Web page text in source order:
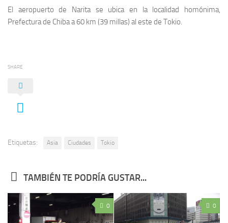
El aeropuerto de Narita se ubica en la localidad homónima,
Prefectura de Chiba a 60 km (39 millas) al este de Tokio.
SHARE
Etiquetas: Asia Ciudades Tokio
TAMBIÉN TE PODRÍA GUSTAR...
0 0